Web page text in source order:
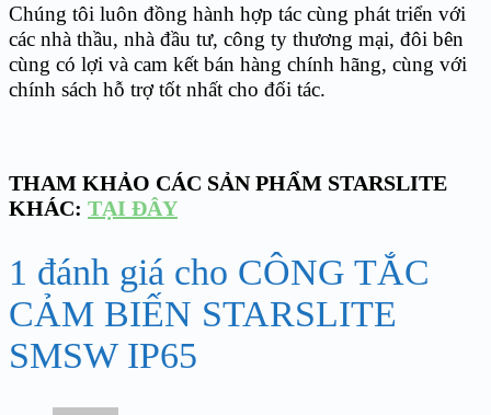
Chúng tôi luôn đồng hành hợp tác cùng phát triển với
các nhà thầu, nhà đầu tư, công ty thương mại, đôi bên
cùng có lợi và cam kết bán hàng chính hãng, cùng với
chính sách hỗ trợ tốt nhất cho đối tác.
THAM KHẢO CÁC SẢN PHẨM STARSLITE
KHÁC: TẠI ĐÂY
1 đánh giá cho CÔNG TẮC
CẢM BIẾN STARSLITE
SMSW IP65